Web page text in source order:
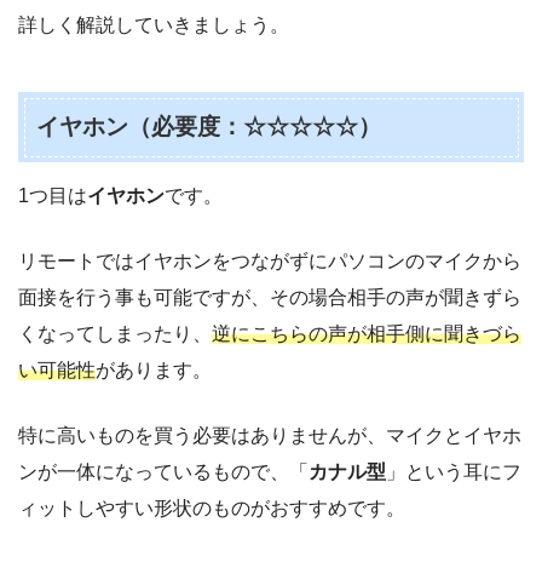
詳しく解説していきましょう。
イヤホン（必要度：☆☆☆☆☆）
1つ目はイヤホンです。
リモートではイヤホンをつながずにパソコンのマイクから
面接を行う事も可能ですが、その場合相手の声が聞きずら
くなってしまったり、 逆にこちらの声が相手側に聞きづら
い可能性があります。
特に高いものを買う必要はありませんが、マイクとイヤホ
ンが一体になっているもので、「 カナル型 」という耳にフ
ィットしやすい形状のものがおすすめです。